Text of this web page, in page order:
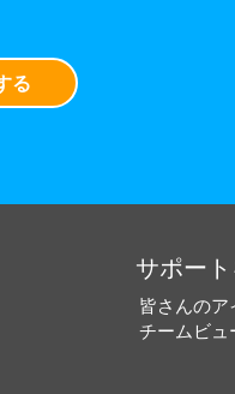
る
サポー
皆さんのア
チームビュ